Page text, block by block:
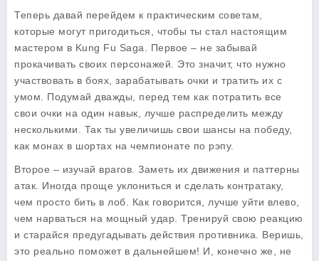
Теперь давай перейдем к практическим советам,
которые могут пригодиться, чтобы ты стал настоящим
мастером в Kung Fu Saga . Первое – не забывай
прокачивать своих персонажей. Это значит, что нужно
участвовать в боях, зарабатывать очки и тратить их с
умом. Подумай дважды, перед тем как потратить все
свои очки на один навык, лучше распределить между
несколькими. Так ты увеличишь свои шансы на победу,
как монах в шортах на чемпионате по рэпу.
Второе – изучай врагов. Заметь их движения и паттерны
атак. Иногда проще уклониться и сделать контратаку,
чем просто бить в лоб. Как говорится, лучше уйти влево,
чем нарваться на мощный удар. Тренируй свою реакцию
и старайся предугадывать действия противника. Веришь,
это реально поможет в дальнейшем! И, конечно же, не